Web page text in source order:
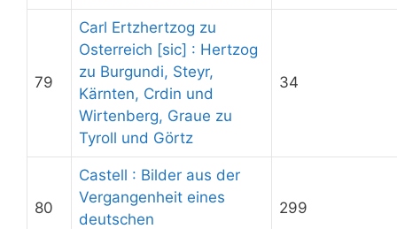
79
Carl Ertzhertzog zu
Osterreich [sic] : Hertzog
zu Burgundi, Steyr,
Kärnten, Crdin und
Wirtenberg, Graue zu
Tyroll und Görtz
34
80
Castell : Bilder aus der
Vergangenheit eines
deutschen
299